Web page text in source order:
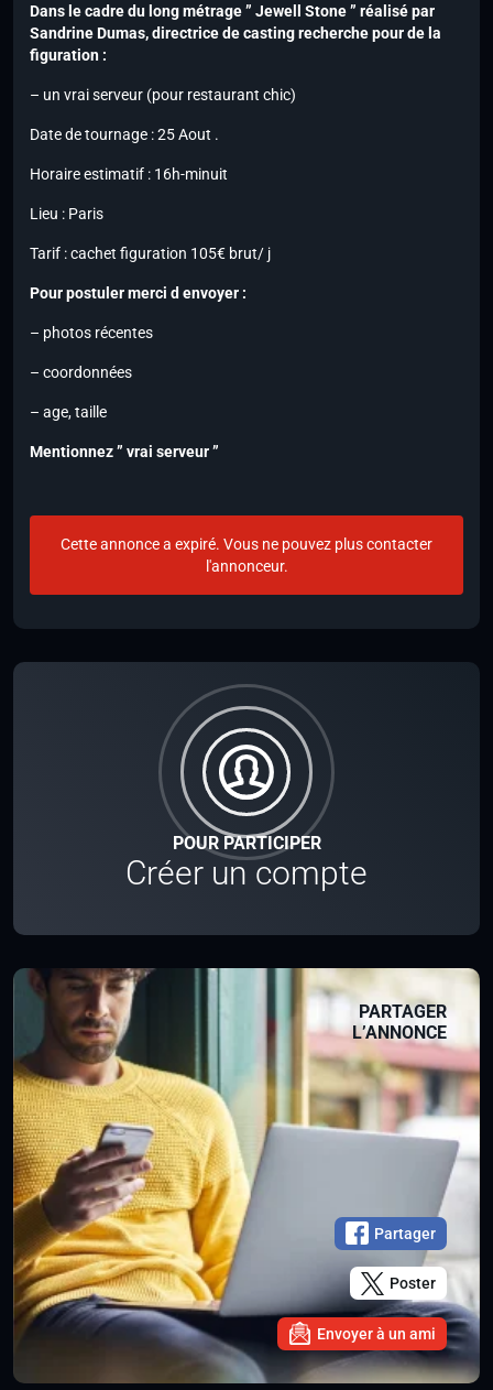
POUR PARTICIPER
Créer un compte
PARTAGER
L’ANNONCE
Partager
Poster
Envoyer à un ami
Dans le cadre du long métrage ” Jewell Stone ” réalisé par
Sandrine Dumas, directrice de casting recherche pour de la
figuration :
– un vrai serveur (pour restaurant chic)
Date de tournage : 25 Aout .
Horaire estimatif : 16h-minuit
Lieu : Paris
Tarif : cachet figuration 105€ brut/ j
Pour postuler merci d envoyer :
– photos récentes
– coordonnées
– age, taille
Mentionnez ” vrai serveur ”
Cette annonce a expiré. Vous ne pouvez plus contacter
l'annonceur.